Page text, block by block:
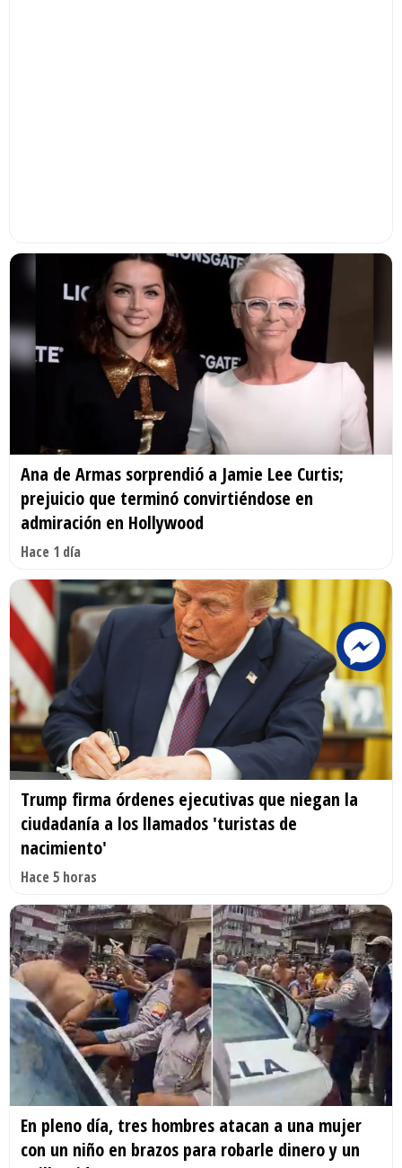
Ana de Armas sorprendió a Jamie Lee Curtis;
prejuicio que terminó convirtiéndose en
admiración en Hollywood
Hace 1 día
Trump firma órdenes ejecutivas que niegan la
ciudadanía a los llamados 'turistas de
nacimiento'
Hace 5 horas
En pleno día, tres hombres atacan a una mujer
con un niño en brazos para robarle dinero y un